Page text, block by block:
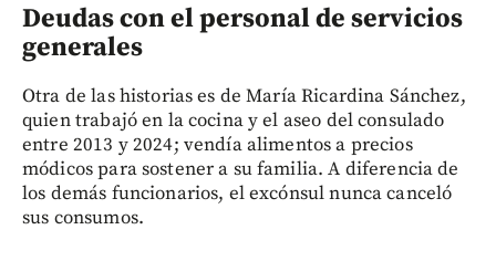
Deudas con el personal de servicios
generales
Otra de las historias es de María Ricardina Sánchez,
quien trabajó en la cocina y el aseo del consulado
entre 2013 y 2024; vendía alimentos a precios
módicos para sostener a su familia. A diferencia de
los demás funcionarios, el excónsul nunca canceló
sus consumos.